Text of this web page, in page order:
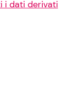
i dati derivati